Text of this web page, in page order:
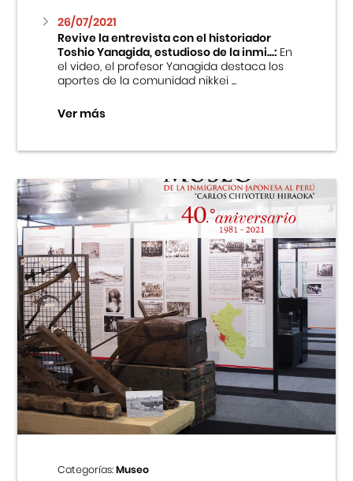
26/07/2021
Revive la entrevista con el historiador
Toshio Yanagida, estudioso de la inmi...:En
el video, el profesor Yanagida destaca los
aportes de la comunidad nikkei ...
Ver más
Categorías:Museo